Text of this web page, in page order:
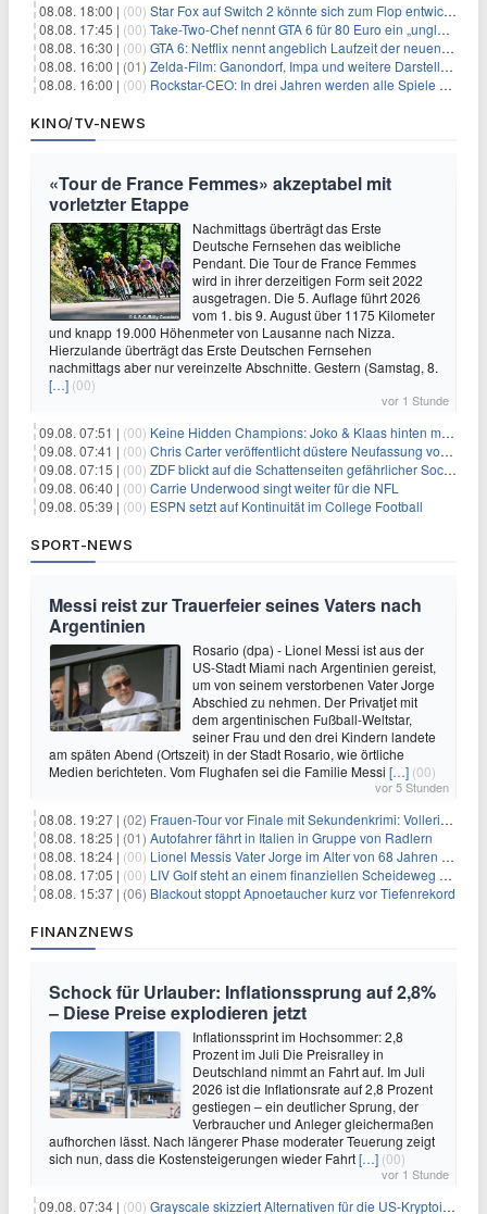
08.08. 18:00 | (00) Star Fox auf Switch 2 könnte sich zum Flop entwickeln
08.08. 17:45 | (00) Take-Two-Chef nennt GTA 6 für 80 Euro ein „unglaubliches Schnäppchen“
08.08. 16:30 | (00) GTA 6: Netflix nennt angeblich Laufzeit der neuen Gameplay-Präsentation
08.08. 16:00 | (01) Zelda-Film: Ganondorf, Impa und weitere Darsteller sollen feststehen
08.08. 16:00 | (00) Rockstar-CEO: In drei Jahren werden alle Spiele gestreamt
KINO/TV-NEWS
«Tour de France Femmes» akzeptabel mit
vorletzter Etappe
Nachmittags überträgt das Erste
Deutsche Fernsehen das weibliche
Pendant. Die Tour de France Femmes
wird in ihrer derzeitigen Form seit 2022
ausgetragen. Die 5. Auflage führt 2026
vom 1. bis 9. August über 1175 Kilometer
und knapp 19.000 Höhenmeter von Lausanne nach Nizza.
Hierzulande überträgt das Erste Deutschen Fernsehen
nachmittags aber nur vereinzelte Abschnitte. Gestern (Samstag, 8.
[…] (00)
vor 1 Stunde
09.08. 07:51 | (00) Keine Hidden Champions: Joko & Klaas hinten mit Best-Of
09.08. 07:41 | (00) Chris Carter veröffentlicht düstere Neufassung von «Akte X: Jenseits der Wahrheit»
09.08. 07:15 | (00) ZDF blickt auf die Schattenseiten gefährlicher Social-Media-Challenges
09.08. 06:40 | (00) Carrie Underwood singt weiter für die NFL
09.08. 05:39 | (00) ESPN setzt auf Kontinuität im College Football
SPORT-NEWS
Messi reist zur Trauerfeier seines Vaters nach
Argentinien
Rosario (dpa) - Lionel Messi ist aus der
US-Stadt Miami nach Argentinien gereist,
um von seinem verstorbenen Vater Jorge
Abschied zu nehmen. Der Privatjet mit
dem argentinischen Fußball-Weltstar,
seiner Frau und den drei Kindern landete
am späten Abend (Ortszeit) in der Stadt Rosario, wie örtliche
Medien berichteten. Vom Flughafen sei die Familie Messi […] (00)
vor 5 Stunden
08.08. 19:27 | (02) Frauen-Tour vor Finale mit Sekundenkrimi: Vollering in Gelb
08.08. 18:25 | (01) Autofahrer fährt in Italien in Gruppe von Radlern
08.08. 18:24 | (00) Lionel Messis Vater Jorge im Alter von 68 Jahren gestorben
08.08. 17:05 | (00) LIV Golf steht an einem finanziellen Scheideweg auf der Suche nach neuen Investitionen
08.08. 15:37 | (06) Blackout stoppt Apnoetaucher kurz vor Tiefenrekord
FINANZNEWS
Schock für Urlauber: Inflationssprung auf 2,8%
– Diese Preise explodieren jetzt
Inflationssprint im Hochsommer: 2,8
Prozent im Juli Die Preisralley in
Deutschland nimmt an Fahrt auf. Im Juli
2026 ist die Inflationsrate auf 2,8 Prozent
gestiegen – ein deutlicher Sprung, der
Verbraucher und Anleger gleichermaßen
aufhorchen lässt. Nach längerer Phase moderater Teuerung zeigt
sich nun, dass die Kostensteigerungen wieder Fahrt[…] (00)
vor 1 Stunde
09.08. 07:34 | (00) Grayscale skizziert Alternativen für die US-Kryptoindustrie ohne CLARITY Act